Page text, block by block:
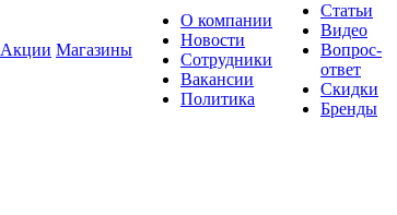
Акции Магазины
О компании
Новости
Сотрудники
Вакансии
Политика
Статьи
Видео
Вопрос-
ответ
Скидки
Бренды